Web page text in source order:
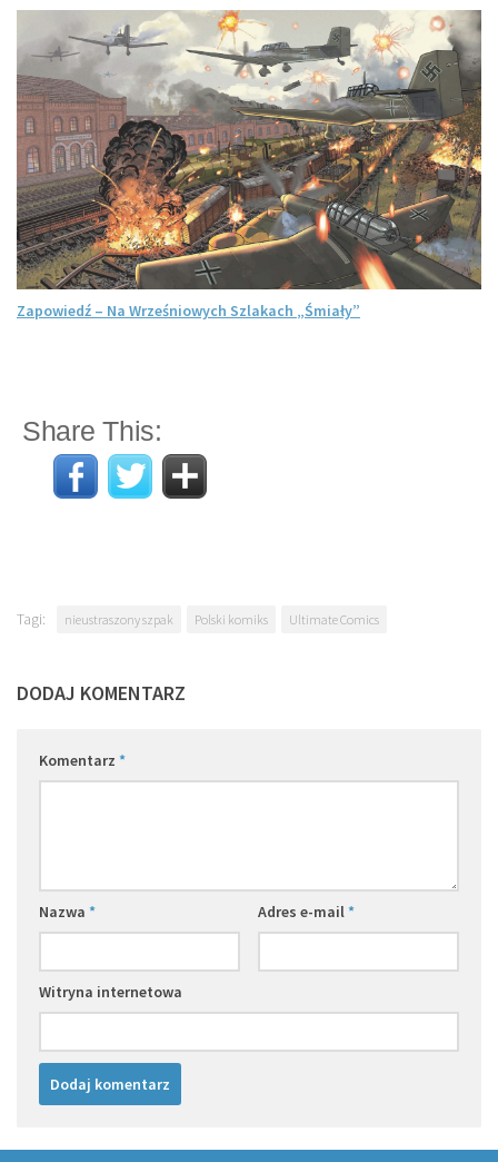
Zapowiedź – Na Wrześniowych Szlakach „Śmiały”
Share This:
Tagi: nieustraszony szpak Polski komiks Ultimate Comics
DODAJ KOMENTARZ
Komentarz *
Nazwa * Adres e-mail*
Witryna internetowa